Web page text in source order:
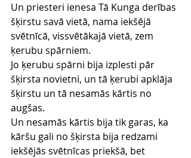
Un priesteri ienesa Tā Kunga derības
šķirstu savā vietā, nama iekšējā
svētnīcā, vissvētākajā vietā, zem
ķerubu spārniem.
Jo ķerubu spārni bija izplesti pār
šķirsta novietni, un tā ķerubi apklāja
šķirstu un tā nesamās kārtis no
augšas.
Un nesamās kārtis bija tik garas, ka
kāršu gali no šķirsta bija redzami
iekšējās svētnīcas priekšā, bet